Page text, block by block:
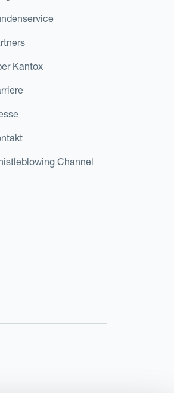
Kantox
Channel